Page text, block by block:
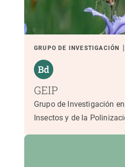
GRUPO DE INVESTIGACIÓN
GEIP
Grupo de Investigación
Insectos y de la